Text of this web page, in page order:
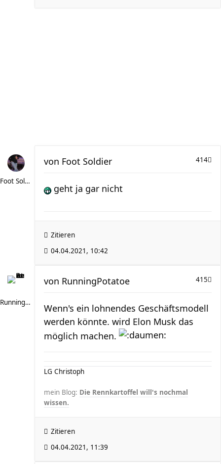
Foot Soldier
414
von Foot Soldier
geht ja gar nicht
Zitieren
04.04.2021, 10:42
RunningPotatoe
415
von RunningPotatoe
Wenn's ein lohnendes Geschäftsmodell
werden könnte. wird Elon Musk das
möglich machen.
LG Christoph
mein Blog: Die Rennkartoffel will's nochmal
wissen.
Zitieren
04.04.2021, 11:39